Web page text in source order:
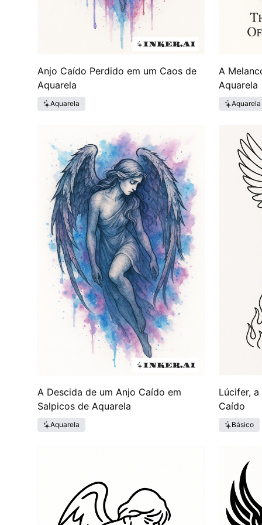
Anjo Caído Perdido em um Caos de
Aquarela
Aquarela
A
Aquarela
Aquarela
A Descida de um Anjo Caído em
Salpicos de Aquarela
Aquarela
Lúcifer,
Caído
Básico